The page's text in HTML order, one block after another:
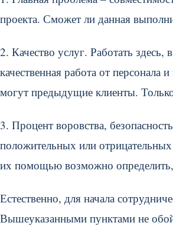
проекта. Сможет ли данная
2. Качество услуг. Работать здесь,
качественная работа от
могут предыдущие клиенты.
3. Процент воровства,
положительных или
их помощью возможно определить,
Естественно, для начала
Вышеуказанными пунктами не